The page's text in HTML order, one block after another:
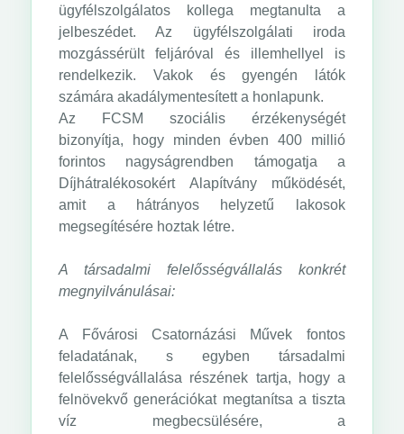
ügyfélszolgálatos kollega megtanulta a
jelbeszédet. Az ügyfélszolgálati iroda
mozgássérült feljáróval és illemhellyel is
rendelkezik. Vakok és gyengén látók
számára akadálymentesített a honlapunk.
Az FCSM szociális érzékenységét
bizonyítja, hogy minden évben 400 millió
forintos nagyságrendben támogatja a
Díjhátralékosokért Alapítvány működését,
amit a hátrányos helyzetű lakosok
megsegítésére hoztak létre.
A társadalmi felelősségvállalás konkrét
megnyilvánulásai:
A Fővárosi Csatornázási Művek fontos
feladatának, s egyben társadalmi
felelősségvállalása részének tartja, hogy a
felnövekvő generációkat megtanítsa a tiszta
víz megbecsülésére, a